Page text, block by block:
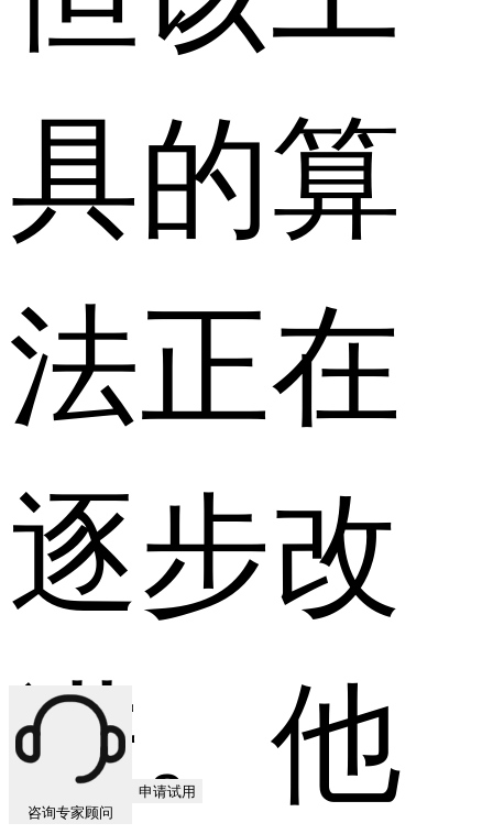
具的算
法正在
逐步改
进。他
咨询专家顾问
申请试用